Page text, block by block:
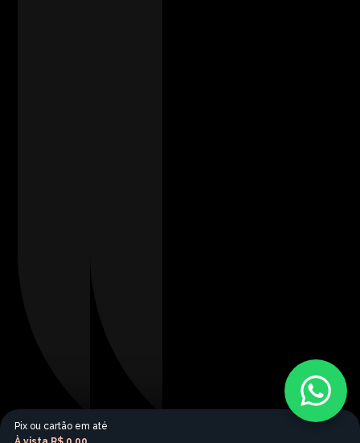
Pix ou cartão em até